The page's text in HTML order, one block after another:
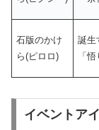
石版のかけ
ら(ピロロ)
誕生
「
イベントア